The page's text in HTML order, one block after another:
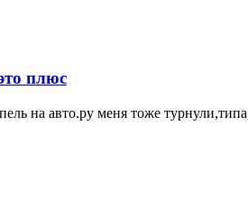
плюс
на авто.ру меня тоже